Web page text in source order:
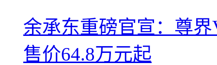
余承东重磅官宣：尊
售价64.8万元起